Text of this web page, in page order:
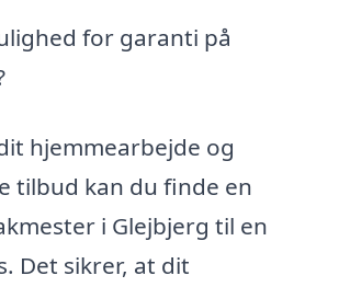
for garanti på
hjemmearbejde og
tilbud kan du finde en
i Glejbjerg til en
Det sikrer, at dit